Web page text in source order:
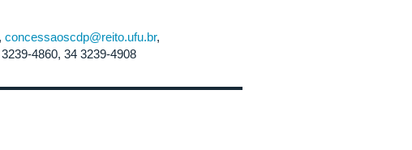
concessaoscdp@reito.ufu.br,
4860, 34 3239-4908